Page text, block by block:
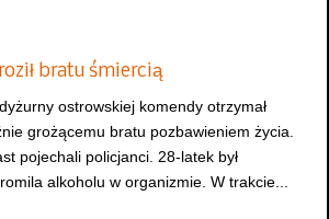
bratu śmiercią
ostrowskiej komendy otrzymał
grożącemu bratu pozbawieniem życia.
pojechali policjanci. 28-latek był
alkoholu w organizmie. W trakcie...